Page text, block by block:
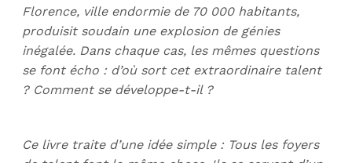
Florence, ville endormie de 70 000 habitants,
produisit soudain une explosion de génies
inégalée. Dans chaque cas, les mêmes questions
se font écho : d’où sort cet extraordinaire talent
? Comment se développe-t-il ?
Ce livre traite d’une idée simple : Tous les foyers